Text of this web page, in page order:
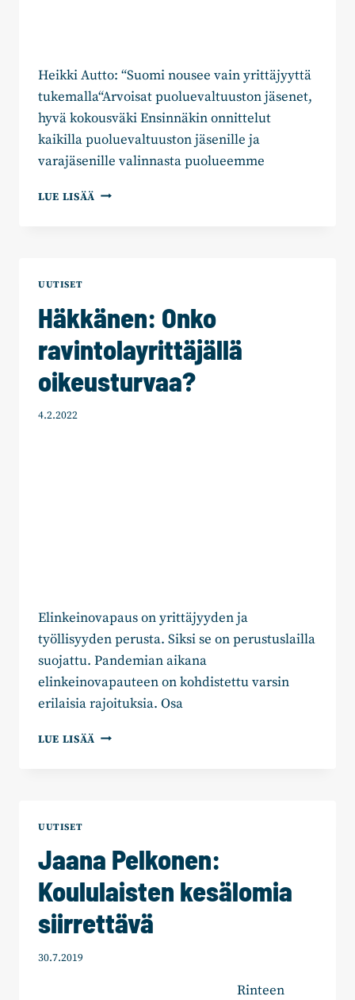
Heikki Autto: “Suomi nousee vain yrittäjyyttä
tukemalla“Arvoisat puoluevaltuuston jäsenet,
hyvä kokousväki Ensinnäkin onnittelut
kaikilla puoluevaltuuston jäsenille ja
varajäsenille valinnasta puolueemme
LUE LISÄÄ AUTTO:
UUTISET
Häkkänen: Onko
ravintolayrittäjällä
oikeusturvaa?
4.2.2022
Elinkeinovapaus on yrittäjyyden ja
työllisyyden perusta. Siksi se on perustuslailla
suojattu. Pandemian aikana
elinkeinovapauteen on kohdistettu varsin
erilaisia rajoituksia. Osa
LUE LISÄÄ HÄKKÄNEN:
UUTISET
Jaana Pelkonen:
Koululaisten kesälomia
siirrettävä
30.7.2019
Rinteen